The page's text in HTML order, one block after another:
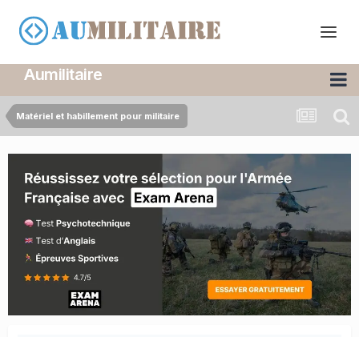
Aumilitaire
Matériel et habillement pour militaire